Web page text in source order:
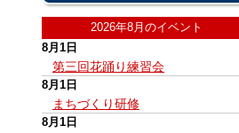
2026年8月のイベント
8月1日
第三回花踊り練習会
8月1日
まちづくり研修
8月1日